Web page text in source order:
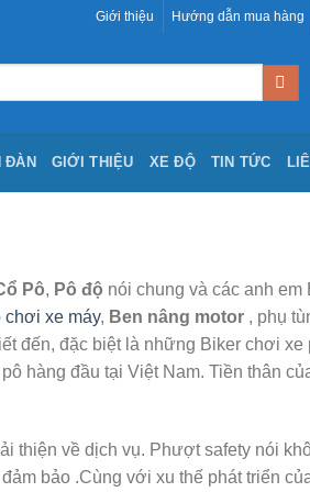
Giới thiệu Hướng dẫn mua hàng
ĐÀN GIỚI THIỆU XE ĐỘ TIN TỨC
Pô, Pô độ nói chung và các anh
chơi xe máy, Ben nâng motor , phụ
đến, đặc biệt là những Biker chơi
hàng đầu tại Việt Nam. Tiền thân
thiện về dịch vụ. Phượt safety nói
bảo .Cùng với xu thế phát triển